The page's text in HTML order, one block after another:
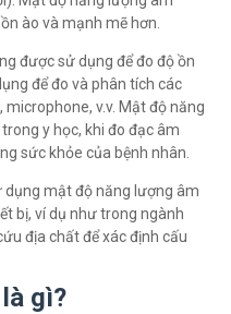
ào và mạnh mẽ hơn.
được sử dụng để đo độ ồn
để đo và phân tích các
v.v. Mật độ năng
y học, khi đo đạc âm
sức khỏe của bệnh nhân.
dụng mật độ năng lượng âm
bị, ví dụ như trong ngành
địa chất để xác định cấu
gì?